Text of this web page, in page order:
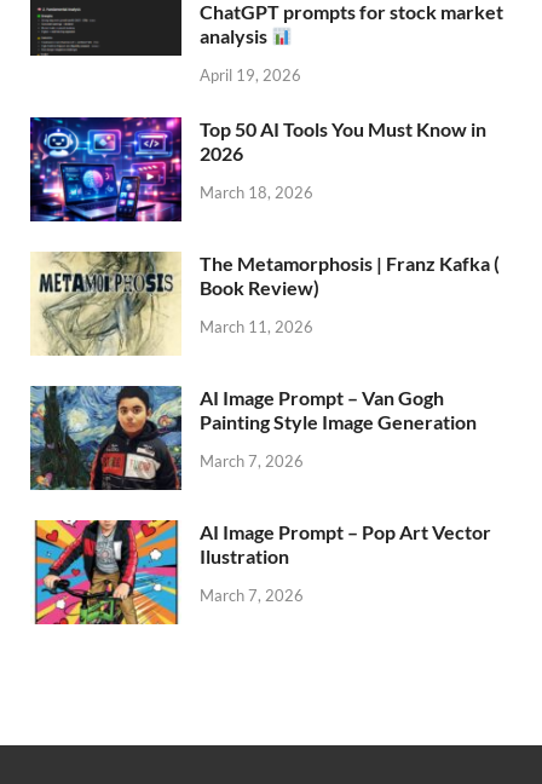
ChatGPT prompts for stock market
analysis
April 19, 2026
Top 50 AI Tools You Must Know in
2026
March 18, 2026
The Metamorphosis | Franz Kafka (
Book Review)
March 11, 2026
AI Image Prompt – Van Gogh
Painting Style Image Generation
March 7, 2026
AI Image Prompt – Pop Art Vector
Ilustration
March 7, 2026